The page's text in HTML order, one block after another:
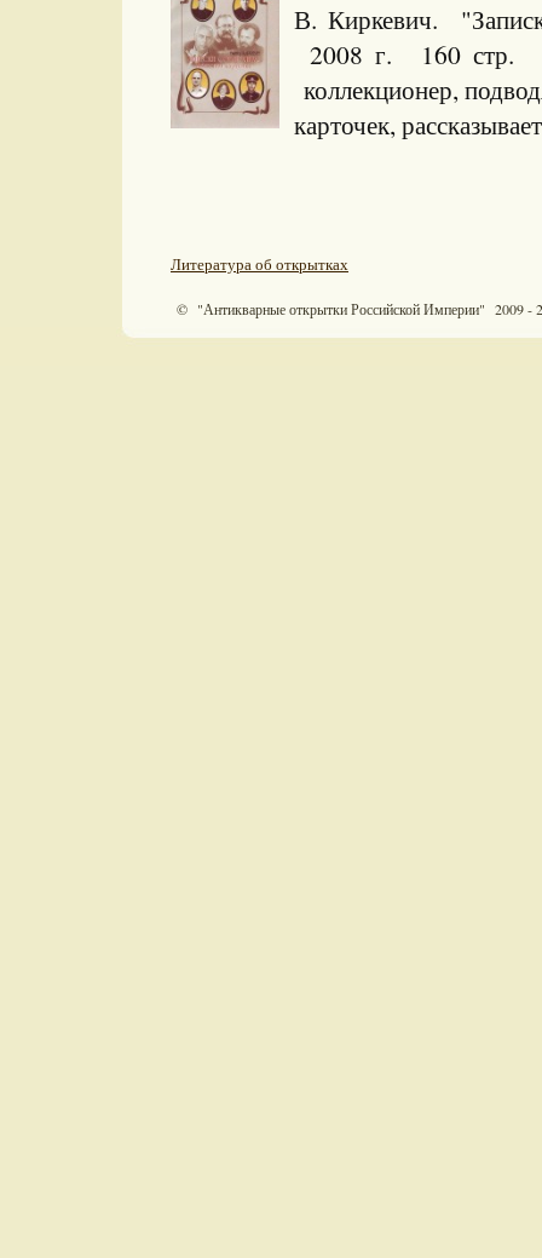
В. Киркевич.
2008 г. 160 стр.
коллекционер,
карточек,
Литература об открытках
© "Антикварные открытки Российской Империи" 2009 -